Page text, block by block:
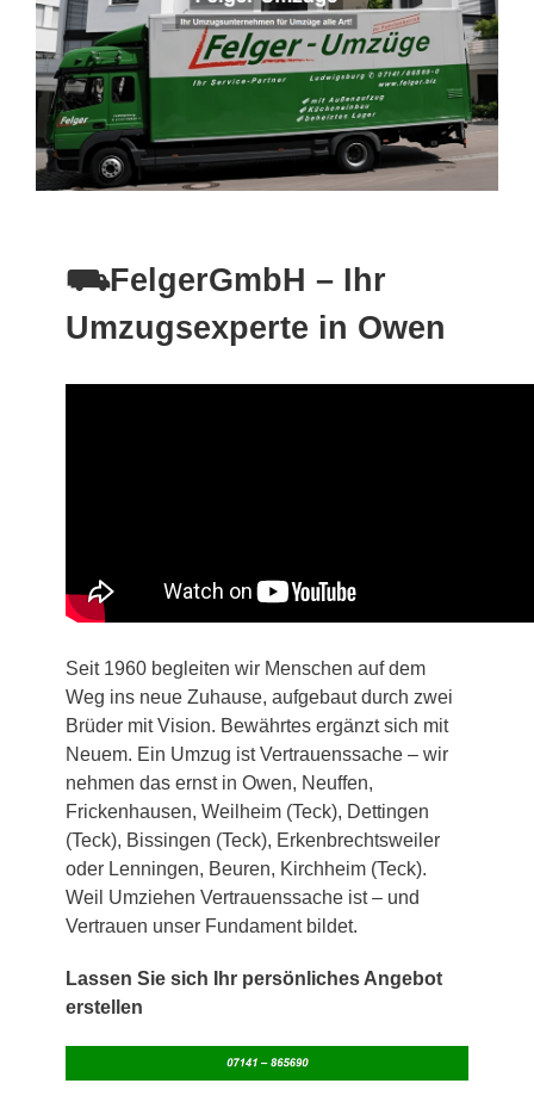
⛟FelgerGmbH – Ihr
Umzugsexperte in Owen
Seit 1960 begleiten wir Menschen auf dem
Weg ins neue Zuhause, aufgebaut durch zwei
Brüder mit Vision. Bewährtes ergänzt sich mit
Neuem. Ein Umzug ist Vertrauenssache – wir
nehmen das ernst in Owen, Neuffen,
Frickenhausen, Weilheim (Teck), Dettingen
(Teck), Bissingen (Teck), Erkenbrechtsweiler
oder Lenningen, Beuren, Kirchheim (Teck).
Weil Umziehen Vertrauenssache ist – und
Vertrauen unser Fundament bildet.
Lassen Sie sich Ihr persönliches Angebot
erstellen